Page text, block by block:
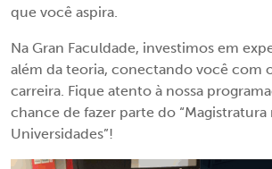
que você aspira.
Na Gran Faculdade, investimos em
além da teoria, conectando você com
carreira. Fique atento à nossa
chance de fazer parte do “Magistratura
Universidades”!